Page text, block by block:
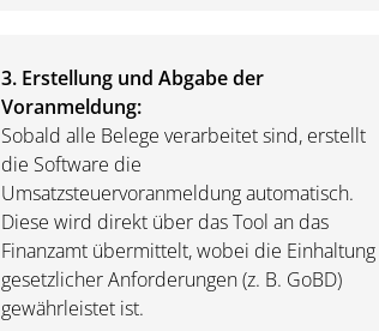
3. Erstellung und Abgabe der
Voranmeldung:
Sobald alle Belege verarbeitet sind, erstellt
die Software die
Umsatzsteuervoranmeldung automatisch.
Diese wird direkt über das Tool an das
Finanzamt übermittelt, wobei die Einhaltung
gesetzlicher Anforderungen (z. B. GoBD)
gewährleistet ist.